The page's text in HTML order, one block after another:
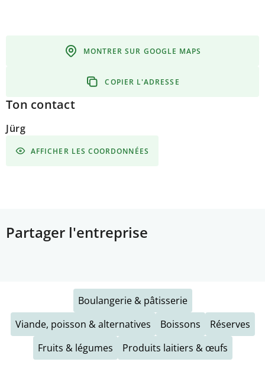
MONTRER SUR GOOGLE MAPS
COPIER L'ADRESSE
Ton contact
Jürg
AFFICHER LES COORDONNÉES
Partager l'entreprise
Boulangerie & pâtisserie
Viande, poisson & alternatives
Boissons
Réserves
Fruits & légumes
Produits laitiers & œufs